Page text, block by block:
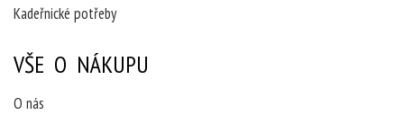
Kadeřnické potřeby
VŠE O NÁKUPU
O nás